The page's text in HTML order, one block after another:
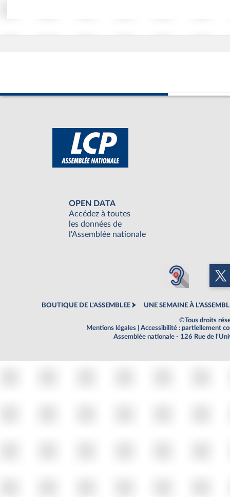
OPEN DATA
Accédez à toutes
les données de
l'Assemblée nationale
BOUTIQUE DE L'ASSEMBLEE UNE SEMAINE À
©Tous droits
Mentions légales
Accessibilité : partiellement
Assemblée nationale - 126 Rue de